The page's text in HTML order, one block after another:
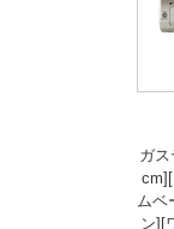
ガ
ムベ
ン][